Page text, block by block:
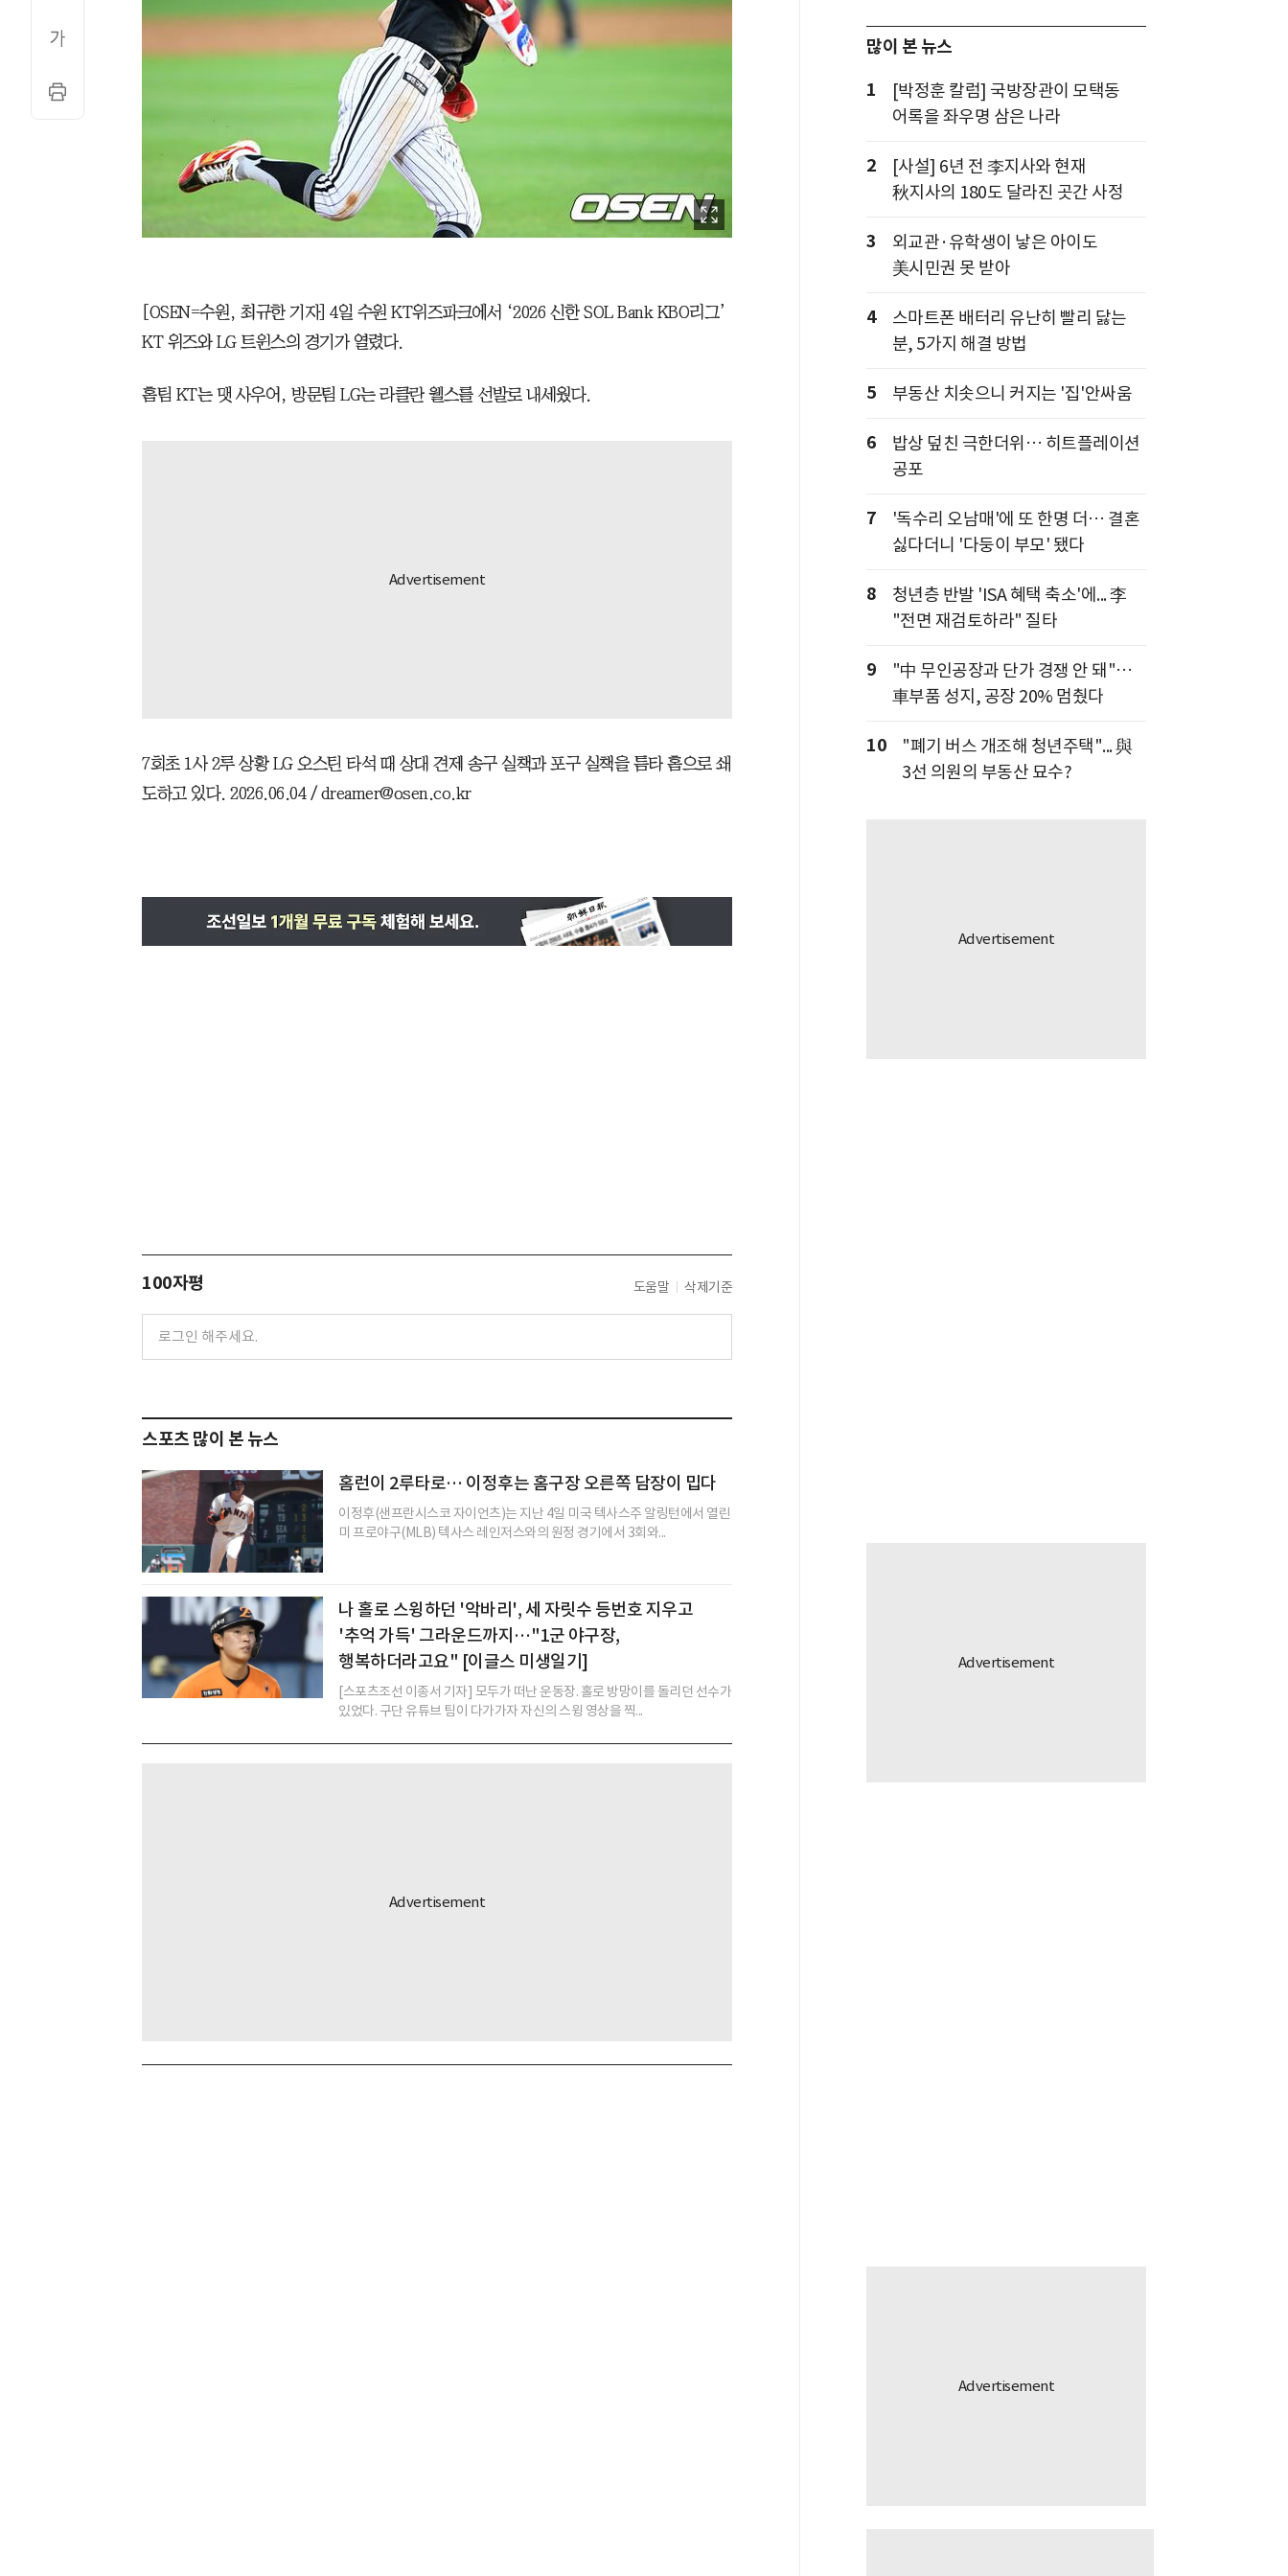
[OSEN=수원, 최규한 기자] 4일 수원 KT위즈파크에서 ‘2026 신한 SOL Bank KBO리그’
KT 위즈와 LG 트윈스의 경기가 열렸다.
홈팀 KT는 맷 사우어, 방문팀 LG는 라클란 웰스를 선발로 내세웠다.
7회초 1사 2루 상황 LG 오스틴 타석 때 상대 견제 송구 실책과 포구 실책을 틈타 홈으로 쇄
도하고 있다. 2026.06.04 / dreamer@osen.co.kr
100자평 도움말 삭제기준
스포츠 많이 본 뉴스
홈런이 2루타로… 이정후는 홈구장 오른쪽 담장이 밉다
이정후(샌프란시스코 자이언츠)는 지난 4일 미국 텍사스주 알링턴에서 열린
미 프로야구(MLB) 텍사스 레인저스와의 원정 경기에서 3회와...
나 홀로 스윙하던 '악바리', 세 자릿수 등번호 지우고
'추억 가득' 그라운드까지…"1군 야구장,
행복하더라고요" [이글스 미생일기]
[스포츠조선 이종서 기자] 모두가 떠난 운동장. 홀로 방망이를 돌리던 선수가
있었다. 구단 유튜브 팀이 다가가자 자신의 스윙 영상을 찍...
많이 본 뉴스
1
[박정훈 칼럼] 국방장관이 모택동
어록을 좌우명 삼은 나라
2
[사설] 6년 전 李지사와 현재
秋지사의 180도 달라진 곳간 사정
3
외교관·유학생이 낳은 아이도
美시민권 못 받아
4
스마트폰 배터리 유난히 빨리 닳는
분, 5가지 해결 방법
5 부동산 치솟으니 커지는 '집'안싸움
6
밥상 덮친 극한더위… 히트플레이션
공포
7
'독수리 오남매'에 또 한명 더… 결혼
싫다더니 '다둥이 부모' 됐다
8
청년층 반발 'ISA 혜택 축소'에... 李
"전면 재검토하라" 질타
9
"中 무인공장과 단가 경쟁 안 돼"…
車부품 성지, 공장 20% 멈췄다
10
"폐기 버스 개조해 청년주택"... 與
3선 의원의 부동산 묘수?